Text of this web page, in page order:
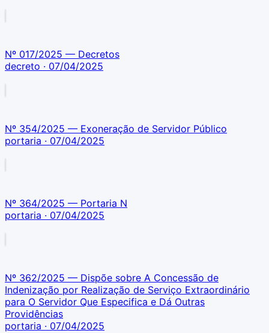
Nº 017/2025 — Decretos
decreto · 07/04/2025
Nº 354/2025 — Exoneração de Servidor Público
portaria · 07/04/2025
Nº 364/2025 — Portaria N
portaria · 07/04/2025
Nº 362/2025 — Dispõe sobre A Concessão de
Indenização por Realização de Serviço Extraordinário
para O Servidor Que Especifica e Dá Outras
Providências
portaria · 07/04/2025